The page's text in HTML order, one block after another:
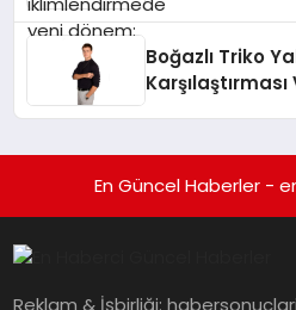
Boğazlı Triko
En Güncel Haberler -
Reklam & İşbirliği: